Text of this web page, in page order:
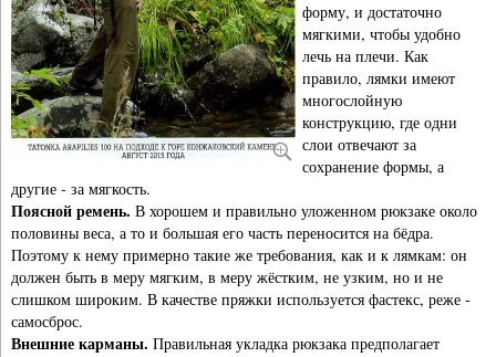
форму, и достаточно
мягкими, чтобы удобно
лечь на плечи. Как
правило, лямки имеют
многослойную
конструкцию, где одни
слои отвечают за
сохранение формы, а
другие - за мягкость.
Поясной ремень. В хорошем и правильно уложенном рюкзаке около
половины веса, а то и большая его часть переносится на бёдра.
Поэтому к нему примерно такие же требования, как и к лямкам: он
должен быть в меру мягким, в меру жёстким, не узким, но и не
слишком широким. В качестве пряжки используется фастекс, реже -
самосброс.
Внешние карманы. Правильная укладка рюкзака предполагает